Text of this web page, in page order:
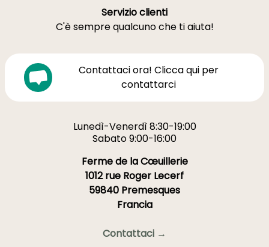
Servizio clienti
C'è sempre qualcuno che ti aiuta!
Contattaci ora! Clicca qui per
contattarci
Lunedì-Venerdì 8:30-19:00
Sabato 9:00-16:00
Ferme de la Cœuillerie
1012 rue Roger Lecerf
59840 Premesques
Francia
Contattaci →